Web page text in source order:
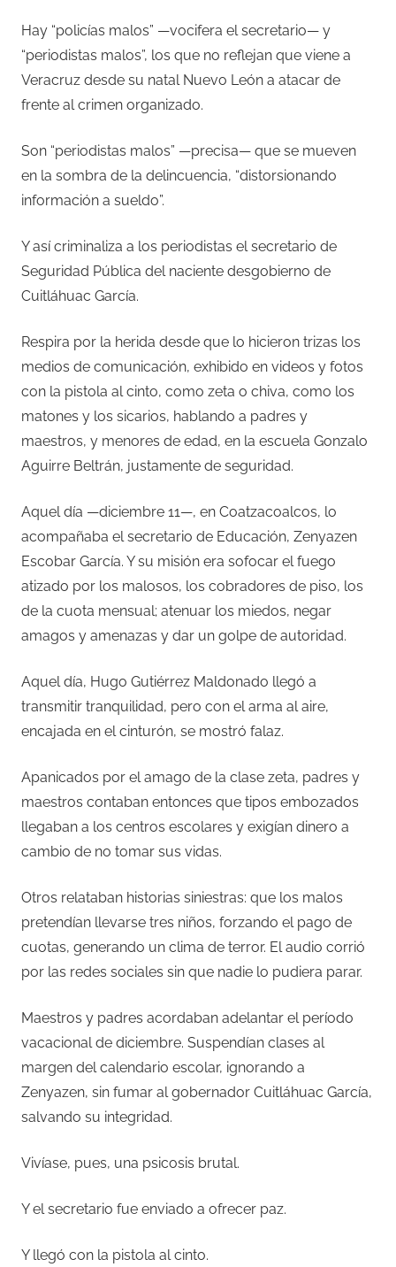
Hay “policías malos” —vocifera el secretario— y
“periodistas malos”, los que no reflejan que viene a
Veracruz desde su natal Nuevo León a atacar de
frente al crimen organizado.
Son “periodistas malos” —precisa— que se mueven
en la sombra de la delincuencia, “distorsionando
información a sueldo”.
Y así criminaliza a los periodistas el secretario de
Seguridad Pública del naciente desgobierno de
Cuitláhuac García.
Respira por la herida desde que lo hicieron trizas los
medios de comunicación, exhibido en videos y fotos
con la pistola al cinto, como zeta o chiva, como los
matones y los sicarios, hablando a padres y
maestros, y menores de edad, en la escuela Gonzalo
Aguirre Beltrán, justamente de seguridad.
Aquel día —diciembre 11—, en Coatzacoalcos, lo
acompañaba el secretario de Educación, Zenyazen
Escobar García. Y su misión era sofocar el fuego
atizado por los malosos, los cobradores de piso, los
de la cuota mensual; atenuar los miedos, negar
amagos y amenazas y dar un golpe de autoridad.
Aquel día, Hugo Gutiérrez Maldonado llegó a
transmitir tranquilidad, pero con el arma al aire,
encajada en el cinturón, se mostró falaz.
Apanicados por el amago de la clase zeta, padres y
maestros contaban entonces que tipos embozados
llegaban a los centros escolares y exigían dinero a
cambio de no tomar sus vidas.
Otros relataban historias siniestras: que los malos
pretendían llevarse tres niños, forzando el pago de
cuotas, generando un clima de terror. El audio corrió
por las redes sociales sin que nadie lo pudiera parar.
Maestros y padres acordaban adelantar el período
vacacional de diciembre. Suspendían clases al
margen del calendario escolar, ignorando a
Zenyazen, sin fumar al gobernador Cuitláhuac García,
salvando su integridad.
Vivíase, pues, una psicosis brutal.
Y el secretario fue enviado a ofrecer paz.
Y llegó con la pistola al cinto.